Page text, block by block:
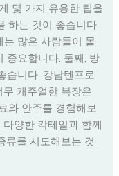
몇 가지 유용한 팁을
하는 것이 좋습니다.
많은 사람들이 몰
중요합니다. 둘째, 방
습니다. 강남텐프로
캐주얼한 복장은
와 안주를 경험해보
양한 칵테일과 함께
류를 시도해보는 것